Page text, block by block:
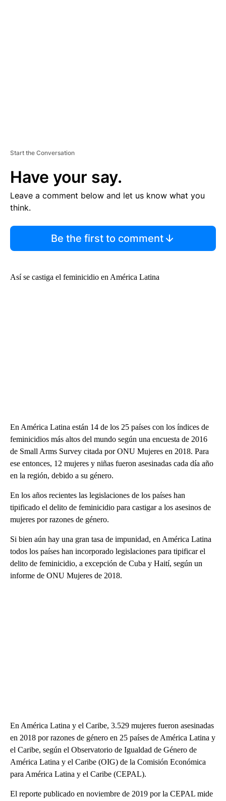
Start the Conversation
Have your say.
Leave a comment below and let us know what you
think.
Be the first to comment
Así se castiga el feminicidio en América Latina
En América Latina están 14 de los 25 países con los índices de
feminicidios más altos del mundo según una encuesta de 2016
de Small Arms Survey citada por ONU Mujeres en 2018. Para
ese entonces, 12 mujeres y niñas fueron asesinadas cada día año
en la región, debido a su género.
En los años recientes las legislaciones de los países han
tipificado el delito de feminicidio para castigar a los asesinos de
mujeres por razones de género.
Si bien aún hay una gran tasa de impunidad, en América Latina
todos los países han incorporado legislaciones para tipificar el
delito de feminicidio, a excepción de Cuba y Haití, según un
informe de ONU Mujeres de 2018.
En América Latina y el Caribe, 3.529 mujeres fueron asesinadas
en 2018 por razones de género en 25 países de América Latina y
el Caribe, según el Observatorio de Igualdad de Género de
América Latina y el Caribe (OIG) de la Comisión Económica
para América Latina y el Caribe (CEPAL).
El reporte publicado en noviembre de 2019 por la CEPAL mide